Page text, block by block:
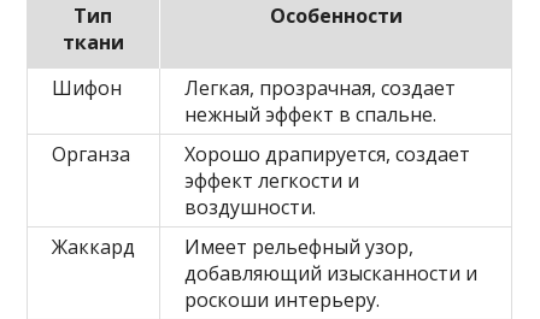
Тип
ткани
Особенности
Шифон
Легкая, прозрачная, создает
нежный эффект в спальне.
Органза
Хорошо драпируется, создает
эффект легкости и
воздушности.
Жаккард
Имеет рельефный узор,
добавляющий изысканности и
роскоши интерьеру.